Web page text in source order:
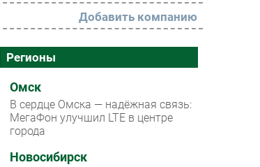
РАЗДЕЛЫ
Новости
Аналитика
Интервью
Мероприятия
Добавить компанию
Регионы
Омск
В сердце Омска — надёжная связь:
МегаФон улучшил LTE в центре
города
Новосибирск